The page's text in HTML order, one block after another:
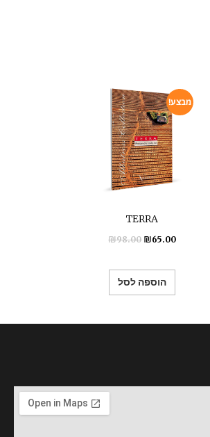
מבצע!
TERRA
₪98.00 ₪65.00
הוספה לסל